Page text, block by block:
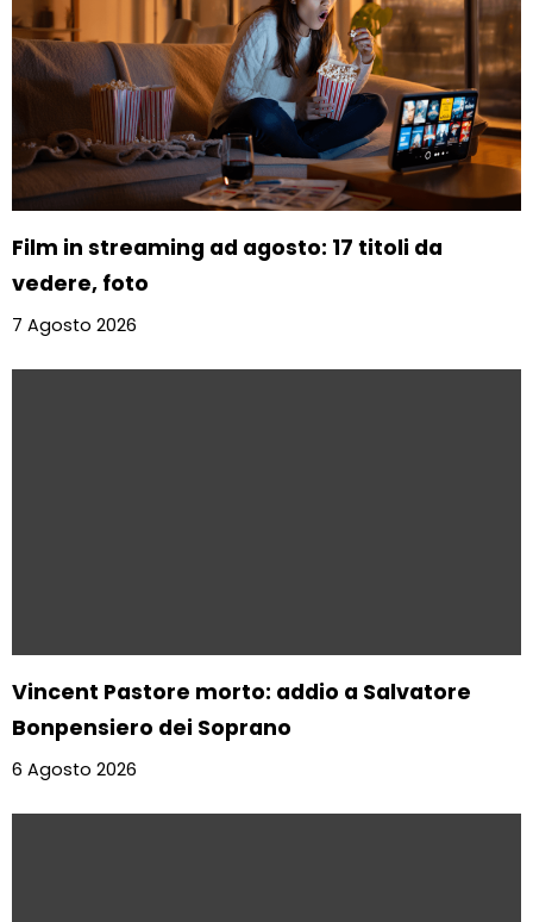
Film in streaming ad agosto: 17 titoli da
vedere, foto
7 Agosto 2026
Vincent Pastore morto: addio a Salvatore
Bonpensiero dei Soprano
6 Agosto 2026